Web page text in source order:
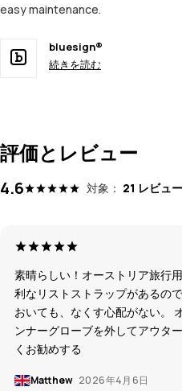
easy maintenance.
bluesign®
続きを読む
評価とレビュー
4.6 対象： 21 レビュー
素晴らしい！オーストリア旅行
利なリストストラップがあるの
おいても、なくす心配がない。
ンナーグローブを外してアウタ
くお勧めする
Matthew 2026年4月6日